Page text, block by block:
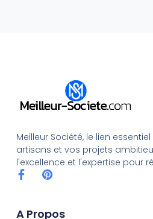
Meilleur Société, le lien
artisans et vos projets
l'excellence et l'expertise pour
A Propos